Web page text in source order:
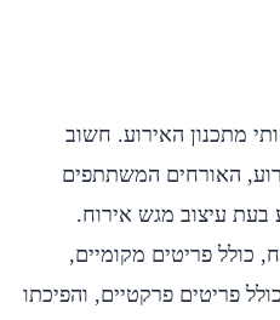
מתכנון האירוע. חשוב
האורחים המשתתפים
בעת עיצוב מגש אירוח.
כולל פריטים מקומיים,
פריטים פרקטיים, והפיכתו